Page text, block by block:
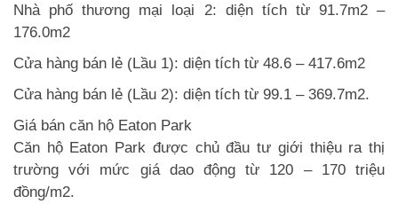
Nhà phố thương mại loại 2: diện tích từ 91.7m2 –
176.0m2
Cửa hàng bán lẻ (Lầu 1): diện tích từ 48.6 – 417.6m2
Cửa hàng bán lẻ (Lầu 2): diện tích từ 99.1 – 369.7m2.
Giá bán căn hộ Eaton Park
Căn hộ Eaton Park được chủ đầu tư giới thiệu ra thị
trường với mức giá dao động từ 120 – 170 triệu
đồng/m2.